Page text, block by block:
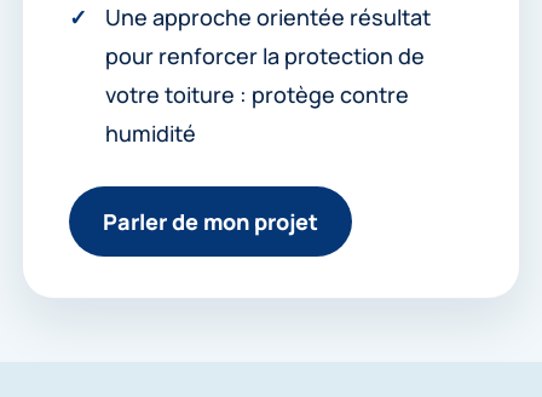
Une approche orientée résultat
pour renforcer la protection de
votre toiture : protège contre
humidité
Parler de mon projet